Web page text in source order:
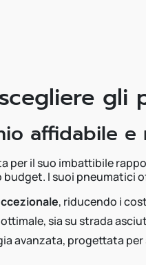
gli
affidabile e
per il suo imbattibile
budget. I suoi pneumatici
, riducendo i
sia su strada
avanzata, progettata